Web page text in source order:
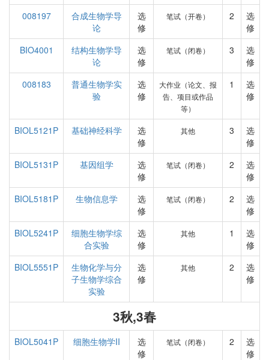
008197
合成生物学导
论
选
修
笔试（开卷） 2
选
修
BIO4001
结构生物学导
论
选
修
笔试（闭卷） 3
选
修
008183
普通生物学实
验
选
修
大作业（论文、报
告、项目或作品
等）
1
选
修
BIOL5121P 基础神经科学
选
修
其他 3
选
修
BIOL5131P
基因组学
选
修
笔试（闭卷） 2
选
修
BIOL5181P
生物信息学
选
修
笔试（闭卷） 2
选
修
BIOL5241P
细胞生物学综
合实验
选
修
其他 1
选
修
BIOL5551P
生物化学与分
子生物学综合
实验
选
修
其他 2
选
修
3秋,3春
BIOL5041P 细胞生物学II
选
修
笔试（闭卷） 2
选
修